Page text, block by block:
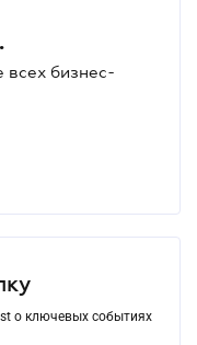
всех бизнес-
о ключевых событиях